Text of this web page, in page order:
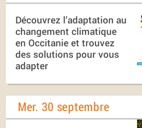
Découvrez l’adaptation au
changement climatique
en Occitanie et trouvez
des solutions pour vous
adapter
Mer. 30 septembre